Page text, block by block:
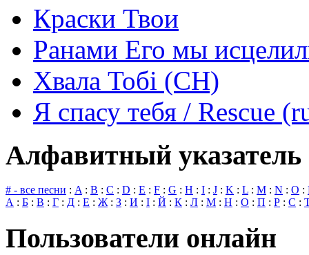
Краски Твои
Ранами Его мы
Хвала Тобі (СН)
Я спасу тебя / Rescue
Алфавитный указатель
# - все песни : A: B : C : D : E : F : G : H : I : J : K : L : M : N : O :
А : Б : В : Г : Д : Е : Ж: З : И : І : Й : К : Л : М : Н : О : П : Р : С :
Пользователи онлайн